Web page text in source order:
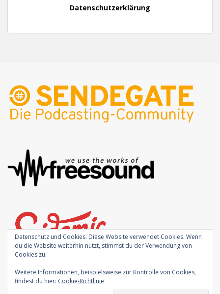
Datenschutzerklärung
Datenschutz und Cookies: Diese Website verwendet Cookies. Wenn
du die Website weiterhin nutzt, stimmst du der Verwendung von
Cookies zu.
Weitere Informationen, beispielsweise zur Kontrolle von Cookies,
findest du hier: Cookie-Richtlinie